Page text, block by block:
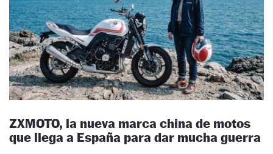
ZXMOTO, la nueva marca china de motos
que llega a España para dar mucha guerra